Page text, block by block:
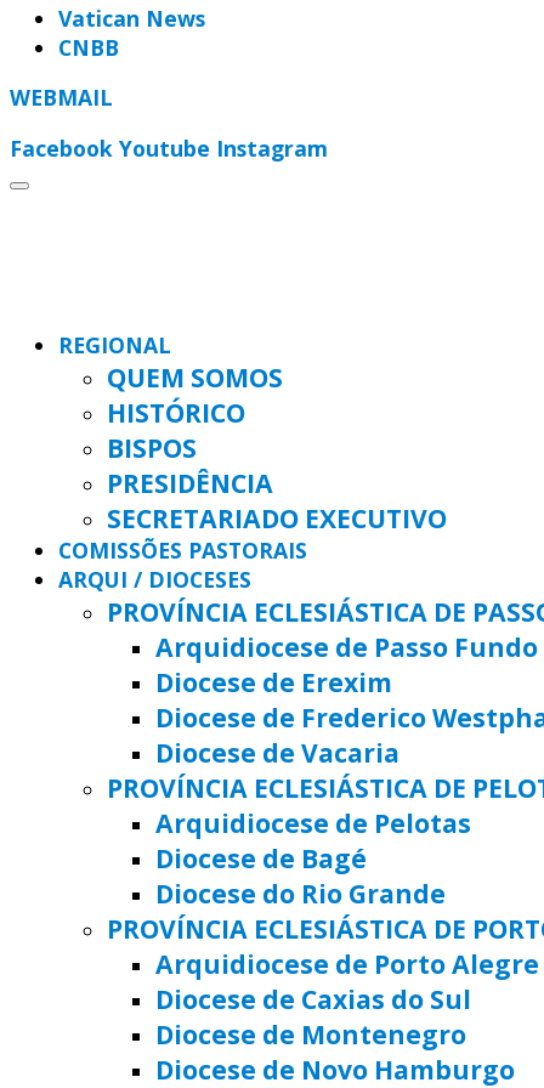
Vatican News
CNBB
WEBMAIL
Facebook Youtube Instagram
REGIONAL
QUEM SOMOS
HISTÓRICO
BISPOS
PRESIDÊNCIA
SECRETARIADO EXECUTIVO
COMISSÕES PASTORAIS
ARQUI / DIOCESES
PROVÍNCIA ECLESIÁSTICA DE
Arquidiocese de Passo Fundo
Diocese de Erexim
Diocese de Frederico
Diocese de Vacaria
PROVÍNCIA ECLESIÁSTICA DE
Arquidiocese de Pelotas
Diocese de Bagé
Diocese do Rio Grande
PROVÍNCIA ECLESIÁSTICA DE
Arquidiocese de Porto Alegre
Diocese de Caxias do Sul
Diocese de Montenegro
Diocese de Novo Hamburgo